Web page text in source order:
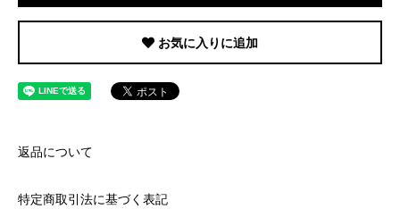
お気に入りに追加
返品について
特定商取引法に基づく表記